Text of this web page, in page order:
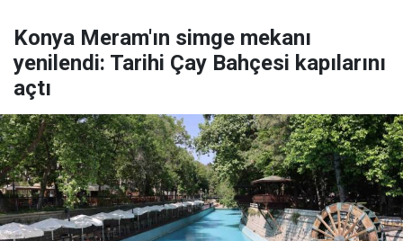
Konya Meram'ın simge mekanı
yenilendi: Tarihi Çay Bahçesi kapılarını
açtı